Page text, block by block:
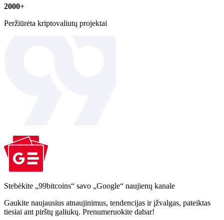
2000+
Peržiūrėta kriptovaliutų projektai
Stebėkite „99bitcoins“ savo „Google“ naujienų kanale
Gaukite naujausius atnaujinimus, tendencijas ir įžvalgas, pateiktas
tiesiai ant pirštų galiukų. Prenumeruokite dabar!